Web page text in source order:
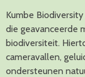
Kumbe
die geavanceerde
biodiversiteit.
cameravallen,
ondersteunen